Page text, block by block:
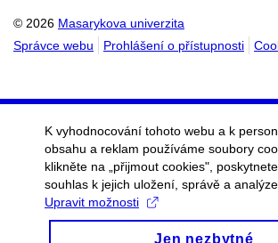
© 2026 Masarykova univerzita
Správce webu
Prohlášení o přístupnosti
K vyhodnocování tohoto webu a k
obsahu a reklam používáme soubory
klikněte na „přijmout cookies",
souhlas k jejich uložení, správě a analýze.
Upravit možnosti
Jen nezbytné